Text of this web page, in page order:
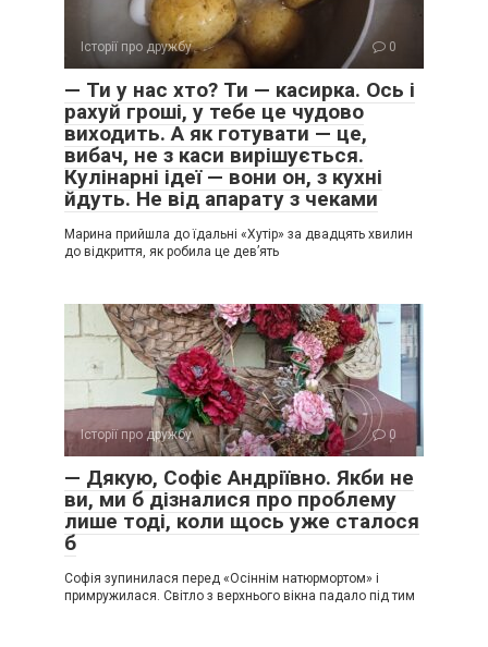
Історії про дружбу 0
— Ти у нас хто? Ти — касирка. Ось і
рахуй гроші, у тебе це чудово
виходить. А як готувати — це,
вибач, не з каси вирішується.
Кулінарні ідеї — вони он, з кухні
йдуть. Не від апарату з чеками
Марина прийшла до їдальні «Хутір» за двадцять хвилин
до відкриття, як робила це дев’ять
Історії про дружбу 0
— Дякую, Софіє Андріївно. Якби не
ви, ми б дізналися про проблему
лише тоді, коли щось уже сталося
б
Софія зупинилася перед «Осіннім натюрмортом» і
примружилася. Світло з верхнього вікна падало під тим